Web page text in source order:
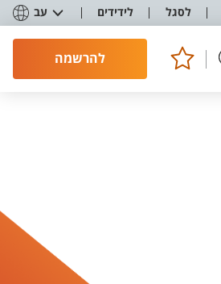
לסגל לידידים עב
להרשמה